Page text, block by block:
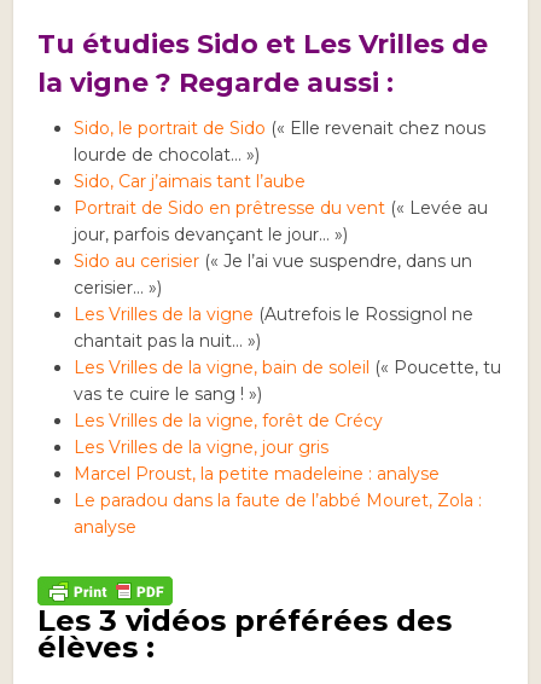
Tu étudies Sido et Les Vrilles de
la vigne ? Regarde aussi :
Sido, le portrait de Sido (« Elle revenait chez nous
lourde de chocolat… »)
Sido, Car j’aimais tant l’aube
Portrait de Sido en prêtresse du vent (« Levée au
jour, parfois devançant le jour… »)
Sido au cerisier (« Je l’ai vue suspendre, dans un
cerisier… »)
Les Vrilles de la vigne (Autrefois le Rossignol ne
chantait pas la nuit… »)
Les Vrilles de la vigne, bain de soleil (« Poucette, tu
vas te cuire le sang ! »)
Les Vrilles de la vigne, forêt de Crécy
Les Vrilles de la vigne, jour gris
Marcel Proust, la petite madeleine : analyse
Le paradou dans la faute de l’abbé Mouret, Zola :
analyse
Les 3 vidéos préférées des
élèves :